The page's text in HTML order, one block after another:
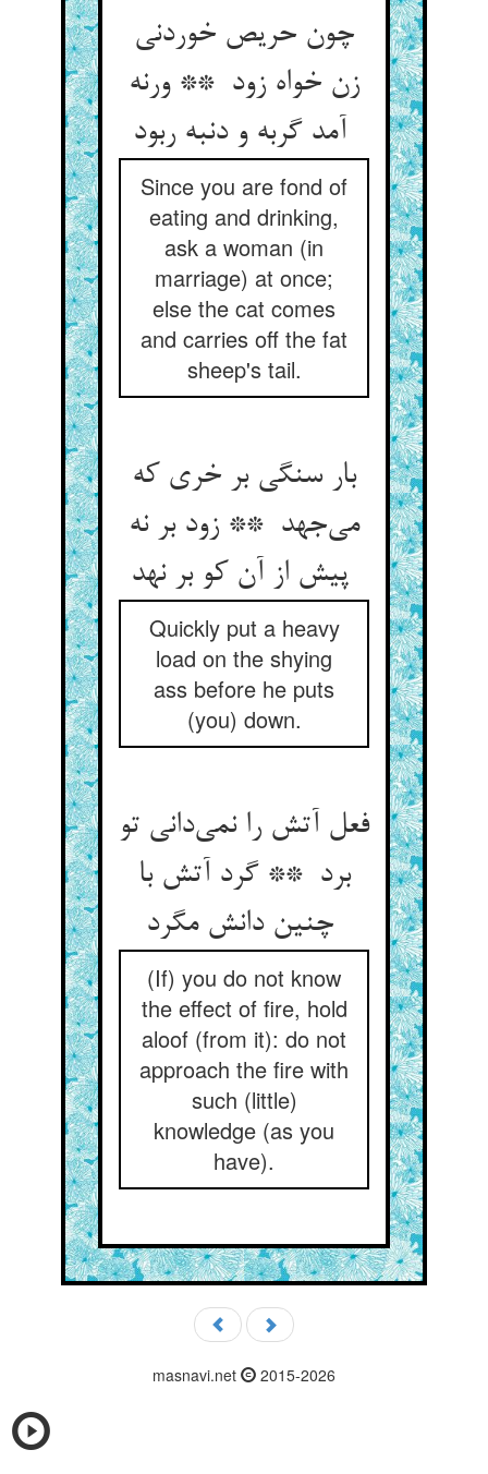
چون حریص خوردنی
زن خواه زود ** ورنه
Since you are fond of
eating and drinking,
ask a woman (in
marriage) at once;
else the cat comes
and carries off the fat
sheep's tail.
بار سنگی بر خری که
می‌جهد ** زود بر نه
Quickly put a heavy
load on the shying
ass before he puts
(you) down.
فعل آتش را نمی‌دانی تو
برد ** گرد آتش با
(If) you do not know
the effect of fire, hold
aloof (from it): do not
approach the fire with
such (little)
knowledge (as you
have).
masnavi.net 2015-2026